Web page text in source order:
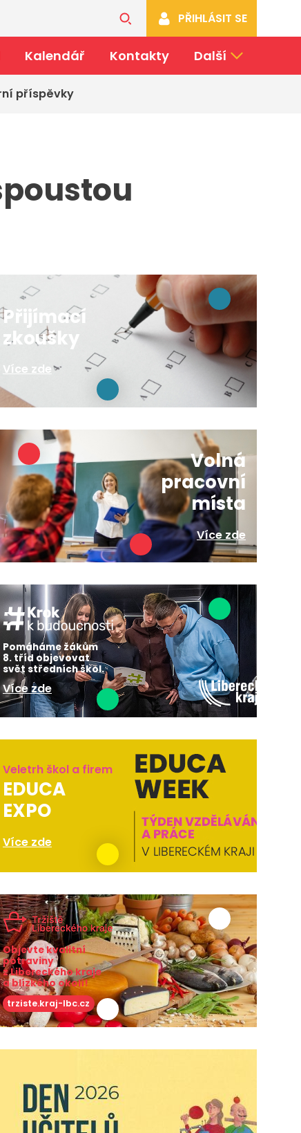
PŘIHLÁSIT SE
Kalendář Kontakty Další
příspěvky
Přijímací
zkoušky
Více zde
Volná
pracovní
místa
Více zde
Pomáháme žákům
8. tříd objevovat
svět středních škol.
Více zde
Veletrh škol a firem
EDUCA
EXPO
Více zde
Objevte kvalitní
potraviny
z Libereckého kraje
a blízkého okolí!
trziste.kraj-lbc.cz